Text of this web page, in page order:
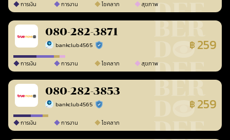
การเงิน การงาน โชคลาภ สุขภาพ
080-282-3871
bankclub4565 ร้านยืนยันแล้ว ฿ 259
การเงิน การงาน โชคลาภ สุขภาพ
080-282-3853
bankclub4565 ร้านยืนยันแล้ว ฿ 259
การเงิน การงาน โชคลาภ